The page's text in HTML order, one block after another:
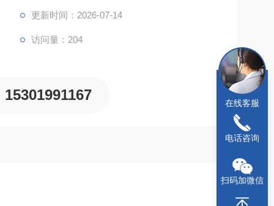
更新时间：2026-07-14
访问量：204
15301991167 在线客服
电话咨询
扫码加微信